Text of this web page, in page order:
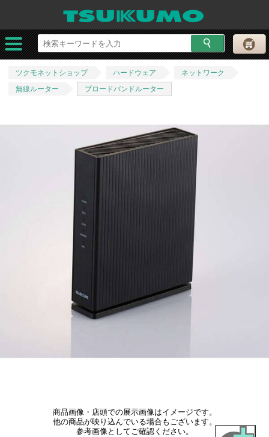
ツクモネットショップ ハードウェア
ネットワーク
無線ルーター
ブロードバンドルーター
商品画像・店頭での展示画像はイメージです。
他の商品が映り込んでいる場合もございます。
参考画像としてご確認ください。